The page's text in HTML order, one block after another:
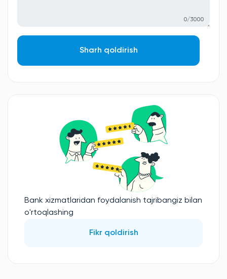
0/3000
Sharh qoldirish
Bank xizmatlaridan foydalanish tajribangiz bilan
o'rtoqlashing
Fikr qoldirish